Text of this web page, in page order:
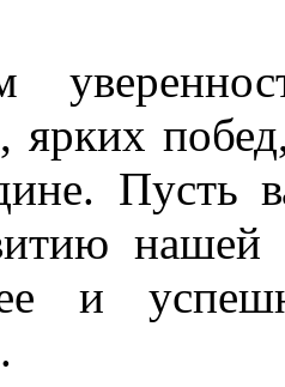
ярких
Пусть
и